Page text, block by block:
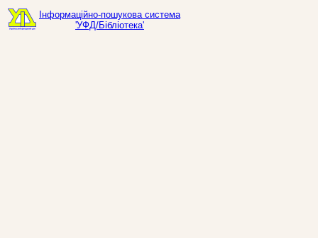
Інформаційно-пошукова система
'УФД/Бібліотека'